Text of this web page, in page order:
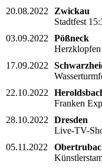
20.08.2022
Zwickau
Stadtfest
03.09.2022
Pößneck
17.09.2022
22.10.2022
Franken
28.10.2022
Dresden
Live-TV-
05.11.2022